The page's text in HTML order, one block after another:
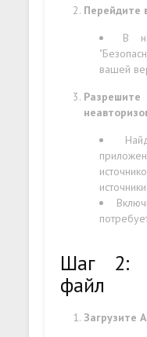
Перейдите
В
вашей
Шаг 2:
файл
Загрузите